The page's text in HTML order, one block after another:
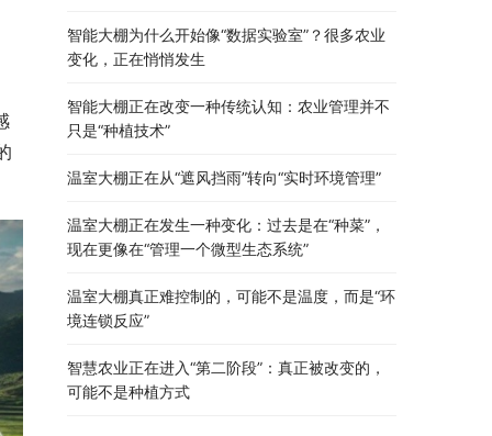
智能大棚为什么开始像“数据实验室”？很多农业
变化，正在悄悄发生
智能大棚正在改变一种传统认知：农业管理并不
只是“种植技术”
温室大棚正在从“遮风挡雨”转向“实时环境管理”
温室大棚正在发生一种变化：过去是在“种菜”，
现在更像在“管理一个微型生态系统”
温室大棚真正难控制的，可能不是温度，而是“环
境连锁反应”
智慧农业正在进入“第二阶段”：真正被改变的，
可能不是种植方式